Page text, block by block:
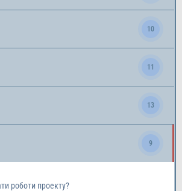
10
11
13
9
роботи проекту?